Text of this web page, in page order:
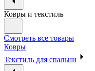
Ковры и текстиль
Смотреть все товары
Ковры
Текстиль для спальни